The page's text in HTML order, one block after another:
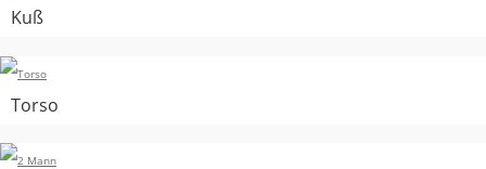
Kuß
Torso